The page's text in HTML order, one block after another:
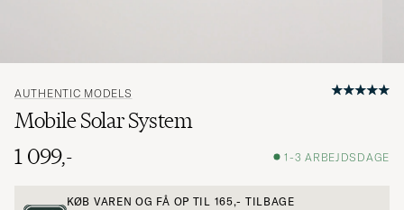
AUTHENTIC MODELS
Mobile Solar System
1 099,-
1-3 ARBEJDSDAGE
KØB VAREN OG FÅ OP TIL 165,- TILBAGE